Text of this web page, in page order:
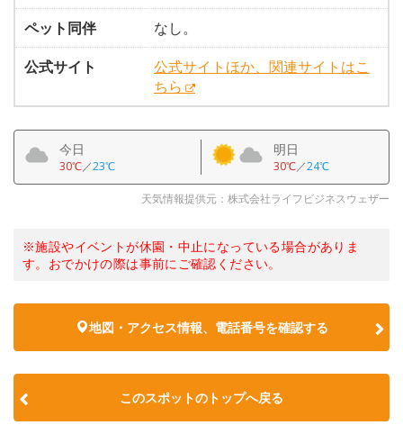
ペット同伴
なし。
公式サイト
公式サイトほか、関連サイトはこ
ちら
今日
30℃／23℃
明日
30℃／24℃
天気情報提供元：株式会社ライフビジネスウェザー
※施設やイベントが休園・中止になっている場合がありま
す。おでかけの際は事前にご確認ください。
地図・アクセス情報、電話番号を確認する
このスポットのトップへ戻る